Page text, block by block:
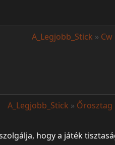
A_Legjobb_Stick » Cw
A_Legjobb_Stick » Őrosztag
hogy a játék